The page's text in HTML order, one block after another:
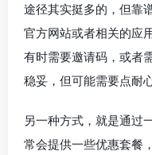
途径其实挺多的，但靠
官方网站或者相关的应
有时需要邀请码，或者
稳妥，但可能需要点耐心
另一种方式，就是通过
常会提供一些优惠套餐